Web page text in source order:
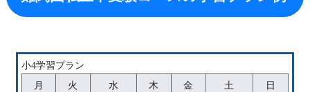
小4学習プラン
月
火 水 木 金 土 日